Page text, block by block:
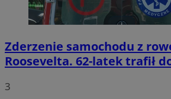
Zderzenie samochodu z
Roosevelta. 62-latek trafił
3